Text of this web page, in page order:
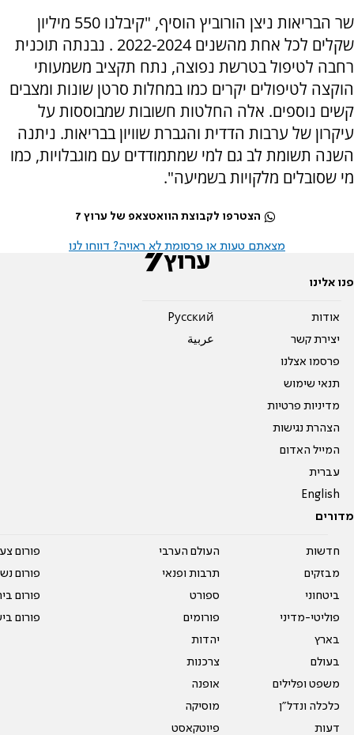
שר הבריאות ניצן הורוביץ הוסיף, "קיבלנו 550 מיליון
שקלים לכל אחת מהשנים 2022-2024 . נבנתה תוכנית
רחבה לטיפול בטרשת נפוצה, נתח תקציב משמעותי
הוקצה לטיפולים יקרים כמו במחלות סרטן שונות ומצבים
קשים נוספים. אלה החלטות חשובות שמבוססות על
עיקרון של ערבות הדדית והגברת שוויון בבריאות. ניתנה
השנה תשומת לב גם למי שמתמודדים עם מוגבלויות, כמו
מי שסובלים מלקויות בשמיעה".
הצטרפו לקבוצת הוואטצאפ של ערוץ 7
מצאתם טעות או פרסומת לא ראויה? דווחו לנו
פנו אלינו
אודות
יצירת קשר
פרסמו אצלנו
תנאי שימוש
מדיניות פרטיות
הצהרת נגישות
המייל האדום
עברית
English
Pусский
عربية
מדורים
חדשות
מבזקים
ביטחוני
פוליטי-מדיני
בארץ
בעולם
משפט ופלילים
כלכלה ונדל"ן
דעות
העולם הערבי
תרבות ופנאי
ספורט
פורומים
יהדות
צרכנות
אופנה
מוסיקה
פיוטקאסט
פורום
פורום
פורום
פורום